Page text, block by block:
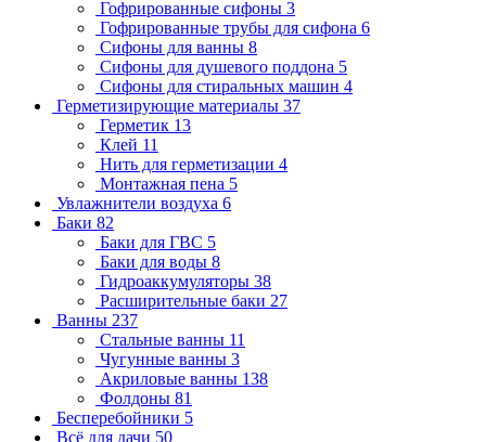
Гофрированные сифоны 3
Гофрированные трубы для сифона 6
Сифоны для ванны 8
Сифоны для душевого поддона 5
Сифоны для стиральных машин 4
Герметизирующие материалы 37
Герметик 13
Клей 11
Нить для герметизации 4
Монтажная пена 5
Увлажнители воздуха 6
Баки 82
Баки для ГВС 5
Баки для воды 8
Гидроаккумуляторы 38
Расширительные баки 27
Ванны 237
Стальные ванны 11
Чугунные ванны 3
Акриловые ванны 138
Фолдоны 81
Бесперебойники 5
Всё для дачи 50